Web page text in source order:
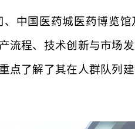
中国医药城医药博览
流程、技术创新与市场
点了解了其在人群队列